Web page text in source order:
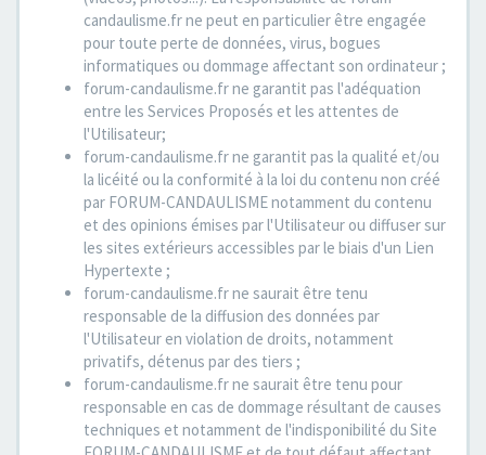
candaulisme.fr ne peut en particulier être engagée
pour toute perte de données, virus, bogues
informatiques ou dommage affectant son ordinateur ;
forum-candaulisme.fr ne garantit pas l'adéquation
entre les Services Proposés et les attentes de
l'Utilisateur;
forum-candaulisme.fr ne garantit pas la qualité et/ou
la licéité ou la conformité à la loi du contenu non créé
par FORUM-CANDAULISME notamment du contenu
et des opinions émises par l'Utilisateur ou diffuser sur
les sites extérieurs accessibles par le biais d'un Lien
Hypertexte ;
forum-candaulisme.fr ne saurait être tenu
responsable de la diffusion des données par
l'Utilisateur en violation de droits, notamment
privatifs, détenus par des tiers ;
forum-candaulisme.fr ne saurait être tenu pour
responsable en cas de dommage résultant de causes
techniques et notamment de l'indisponibilité du Site